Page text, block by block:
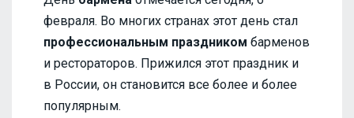
февраля. Во многих странах этот день стал
профессиональным праздником барменов
и рестораторов. Прижился этот праздник и
в России, он становится все более и более
популярным.